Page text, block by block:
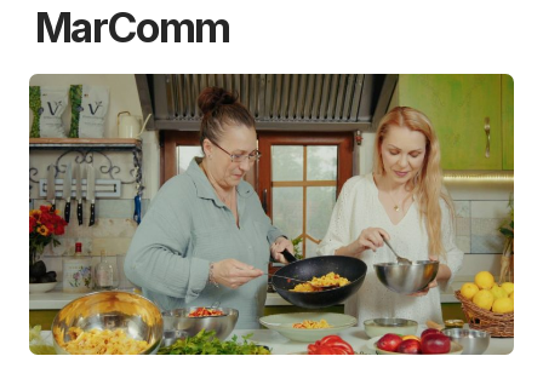
MarComm